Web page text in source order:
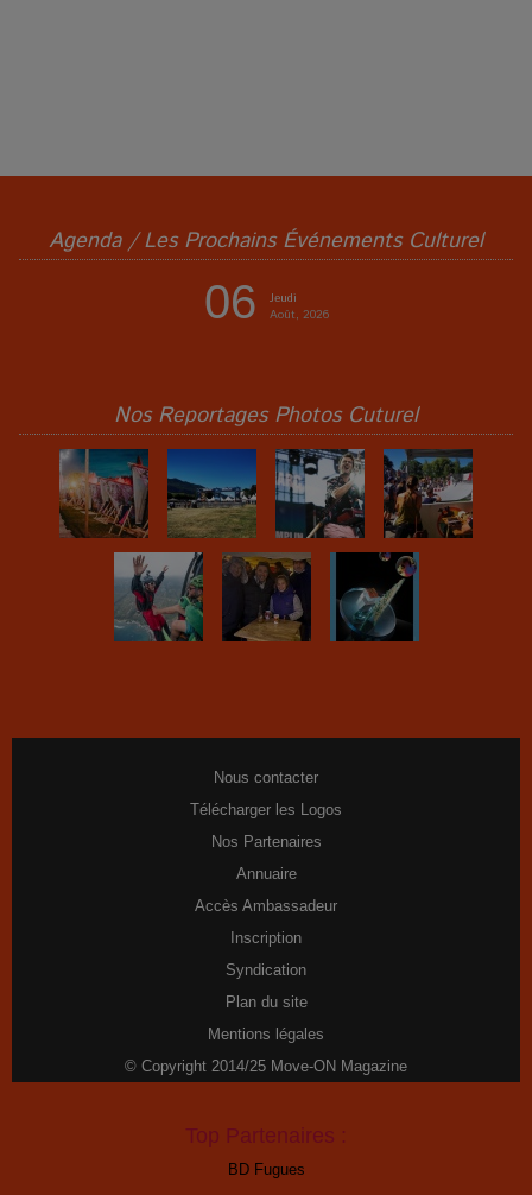
Agenda / Les Prochains Événements Culturel
06
Jeudi
Août, 2026
Nos Reportages Photos Cuturel
Nous contacter
Télécharger les Logos
Nos Partenaires
Annuaire
Accès Ambassadeur
Inscription
Syndication
Plan du site
Mentions légales
© Copyright 2014/25 Move-ON Magazine
BD Fugues